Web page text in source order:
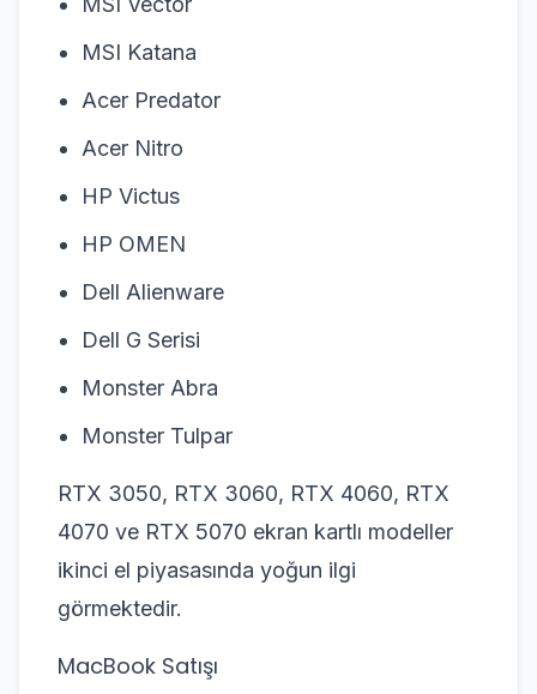
MSI Katana
Acer Predator
Acer Nitro
HP Victus
HP OMEN
Dell Alienware
Dell G Serisi
Monster Abra
Monster Tulpar
RTX 3050, RTX 3060, RTX 4060, RTX
4070 ve RTX 5070 ekran kartlı modeller
ikinci el piyasasında yoğun ilgi
görmektedir.
MacBook Satışı